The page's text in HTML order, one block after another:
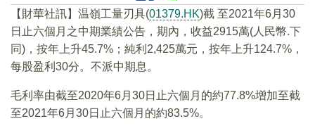
【財華社訊】温嶺工量刃具(01379.HK)截 至2021年6月30
日止六個月之中期業績公告，期內，收益2915萬(人民幣.下
同)，按年上升45.7%；純利2,425萬元，按年上升124.7%，
每股盈利30分。不派中期息。
毛利率由截至2020年6月30日止六個月的約77.8%增加至截
至2021年6月30日止六個月的約83.5%。